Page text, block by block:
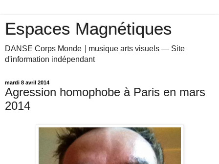
Espaces Magnétiques
DANSE Corps Monde ⎥ musique arts visuels — Site
d'information indépendant
mardi 8 avril 2014
Agression homophobe à Paris en mars
2014